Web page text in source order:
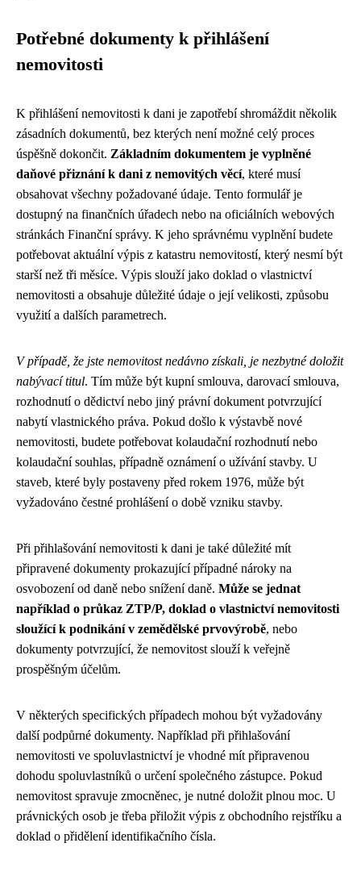
Potřebné dokumenty k přihlášení
nemovitosti
K přihlášení nemovitosti k dani je zapotřebí shromáždit několik
zásadních dokumentů, bez kterých není možné celý proces
úspěšně dokončit. Základním dokumentem je vyplněné
daňové přiznání k dani z nemovitých věcí, které musí
obsahovat všechny požadované údaje. Tento formulář je
dostupný na finančních úřadech nebo na oficiálních webových
stránkách Finanční správy. K jeho správnému vyplnění budete
potřebovat aktuální výpis z katastru nemovitostí, který nesmí být
starší než tři měsíce. Výpis slouží jako doklad o vlastnictví
nemovitosti a obsahuje důležité údaje o její velikosti, způsobu
využití a dalších parametrech.
V případě, že jste nemovitost nedávno získali, je nezbytné doložit
nabývací titul. Tím může být kupní smlouva, darovací smlouva,
rozhodnutí o dědictví nebo jiný právní dokument potvrzující
nabytí vlastnického práva. Pokud došlo k výstavbě nové
nemovitosti, budete potřebovat kolaudační rozhodnutí nebo
kolaudační souhlas, případně oznámení o užívání stavby. U
staveb, které byly postaveny před rokem 1976, může být
vyžadováno čestné prohlášení o době vzniku stavby.
Při přihlašování nemovitosti k dani je také důležité mít
připravené dokumenty prokazující případné nároky na
osvobození od daně nebo snížení daně. Může se jednat
například o průkaz ZTP/P, doklad o vlastnictví nemovitosti
sloužící k podnikání v zemědělské prvovýrobě, nebo
dokumenty potvrzující, že nemovitost slouží k veřejně
prospěšným účelům.
V některých specifických případech mohou být vyžadovány
další podpůrné dokumenty. Například při přihlašování
nemovitosti ve spoluvlastnictví je vhodné mít připravenou
dohodu spoluvlastníků o určení společného zástupce. Pokud
nemovitost spravuje zmocněnec, je nutné doložit plnou moc. U
právnických osob je třeba přiložit výpis z obchodního rejstříku a
doklad o přidělení identifikačního čísla.